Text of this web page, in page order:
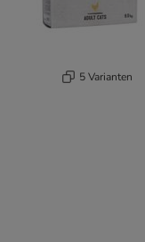
5 Varianten